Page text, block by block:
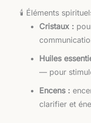
🕯️ Éléments
Cristaux :
Huiles
— pour
Encens :
clarifier et